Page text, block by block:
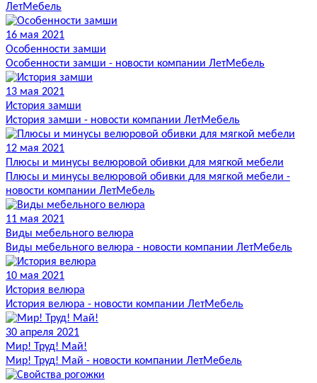
ЛетМебель
16 мая 2021
Особенности замши
Особенности замши - новости компании ЛетМебель
13 мая 2021
История замши
История замши - новости компании ЛетМебель
12 мая 2021
Плюсы и минусы велюровой обивки для мягкой мебели
Плюсы и минусы велюровой обивки для мягкой мебели -
новости компании ЛетМебель
11 мая 2021
Виды мебельного велюра
Виды мебельного велюра - новости компании ЛетМебель
10 мая 2021
История велюра
История велюра - новости компании ЛетМебель
30 апреля 2021
Мир! Труд! Май!
Мир! Труд! Май - новости компании ЛетМебель